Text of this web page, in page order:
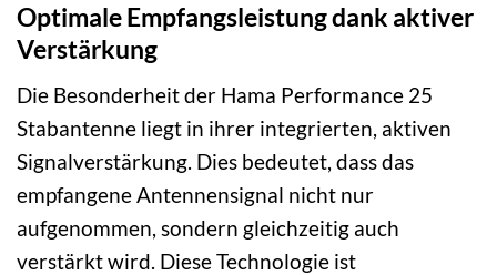
Optimale Empfangsleistung dank aktiver
Verstärkung
Die Besonderheit der Hama Performance 25
Stabantenne liegt in ihrer integrierten, aktiven
Signalverstärkung. Dies bedeutet, dass das
empfangene Antennensignal nicht nur
aufgenommen, sondern gleichzeitig auch
verstärkt wird. Diese Technologie ist